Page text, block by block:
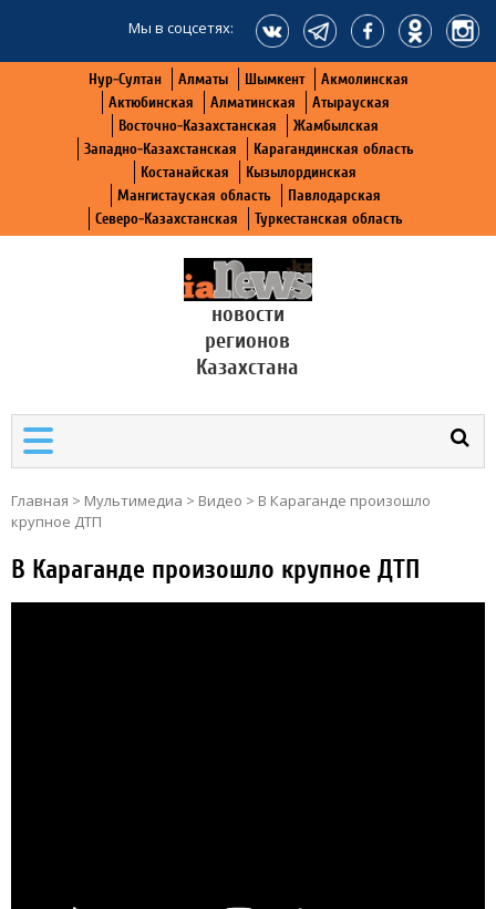
Мы в соцсетях:
Нур-Султан Алматы Шымкент
Акмолинская
Актюбинская
Алматинская
Атырауская
Восточно-Казахстанская
Жамбылская
Западно-Казахстанская
Карагандинская область
Костанайская
Кызылординская
Мангистауская область
Павлодарская
Северо-Казахстанская
Туркестанская область
новости
регионов
Казахстана
Главная > Мультимедиа > Видео > В Караганде произошло
крупное ДТП
В Караганде произошло крупное ДТП